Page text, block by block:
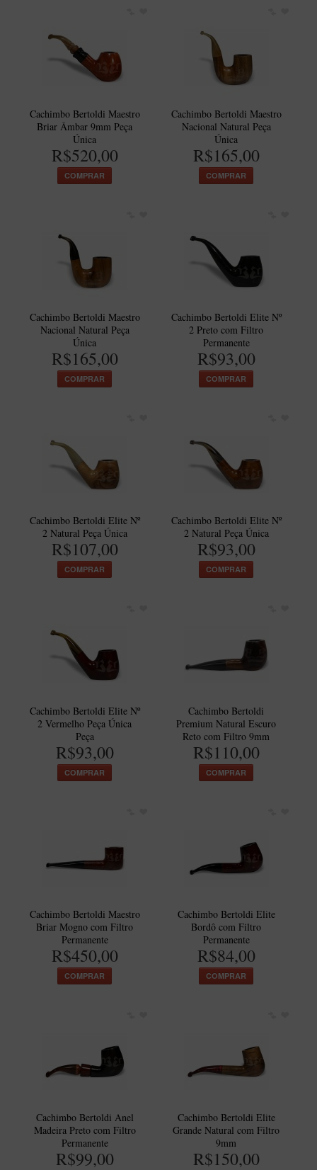
Suporte Retangular
CACHIMBOS ARTESANAIS BRASILEIROS
Cachimbos Mini
Elite Nº 2
Itália Encerado
Maestro Nacional
Maestro Nacional Encerado
Cachimbeco
Churchwarden
Luiggi
Montana
New Rose
New Rose Polido
Sextavado
Zuccardi
Hobby
Speciale
BB Liso e Rústico
CACHIMBOS ARTESANAIS DE BRIAR ITALIANO
Maestro – Briar Italiano
Jateado
Maestro Compacto – Briar Italiano
MONTE SEU KIT/INICIANTES
Blends Para Cachimbo
Filtros
Cachimbo Bertoldi Maestro
Briar Âmbar 9mm Peça
Única
R$520,00
COMPRAR
Cachimbo Bertoldi Maestro
Nacional Natural Peça
Única
R$165,00
COMPRAR
Cachimbo Bertoldi Maestro
Nacional Natural Peça
Única
R$165,00
COMPRAR
Cachimbo Bertoldi Elite Nº
2 Preto com Filtro
Permanente
R$93,00
COMPRAR
Cachimbo Bertoldi Elite Nº
2 Natural Peça Única
R$107,00
COMPRAR
Cachimbo Bertoldi Elite Nº
2 Natural Peça Única
R$93,00
COMPRAR
Cachimbo Bertoldi Elite Nº
2 Vermelho Peça Única
Peça
R$93,00
COMPRAR
Cachimbo Bertoldi
Premium Natural Escuro
Reto com Filtro 9mm
R$110,00
COMPRAR
Cachimbo Bertoldi Maestro
Briar Mogno com Filtro
Permanente
R$450,00
COMPRAR
Cachimbo Bertoldi Elite
Bordô com Filtro
Permanente
R$84,00
COMPRAR
Cachimbo Bertoldi Anel
Madeira Preto com Filtro
Permanente
R$99,00
Cachimbo Bertoldi Elite
Grande Natural com Filtro
9mm
R$150,00